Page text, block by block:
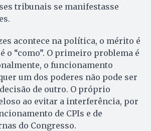
tribunais se manifestasse
acontece na política, o mérito é
o “como”. O primeiro problema é
o funcionamento
um dos poderes não pode ser
de outro. O próprio
ao evitar a interferência, por
de CPIs e de
do Congresso.